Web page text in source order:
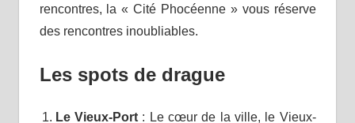
rencontres, la « Cité Phocéenne » vous réserve
des rencontres inoubliables.
Les spots de drague
Le Vieux-Port: Le cœur de la ville, le Vieux-